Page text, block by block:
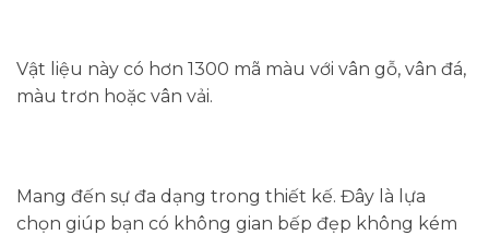
Vật liệu này có hơn 1300 mã màu với vân gỗ, vân đá,
màu trơn hoặc vân vải.
Mang đến sự đa dạng trong thiết kế. Đây là lựa
chọn giúp bạn có không gian bếp đẹp không kém